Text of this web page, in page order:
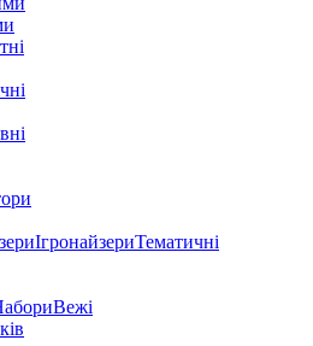
ІгронайзериТематичні
Вежі